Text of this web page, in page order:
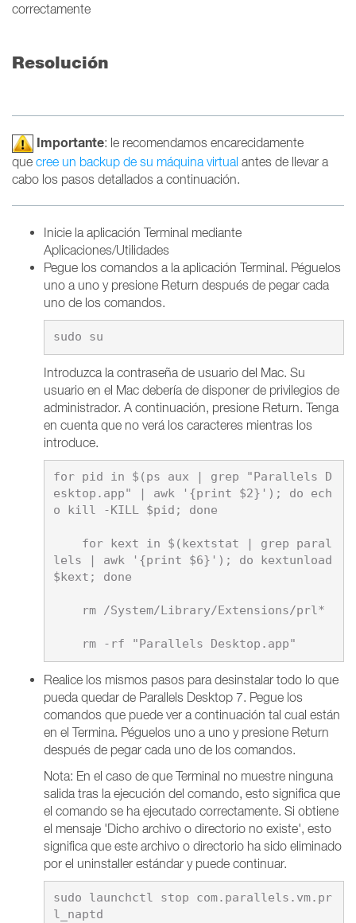
correctamente
Resolución
Importante: le recomendamos encarecidamente
que cree un backup de su máquina virtual antes de llevar a
cabo los pasos detallados a continuación.
Inicie la aplicación Terminal mediante
Aplicaciones/Utilidades
Pegue los comandos a la aplicación Terminal. Péguelos
uno a uno y presione Return después de pegar cada
uno de los comandos.
Introduzca la contraseña de usuario del Mac. Su
usuario en el Mac debería de disponer de privilegios de
administrador. A continuación, presione Return. Tenga
en cuenta que no verá los caracteres mientras los
introduce.
for pid in $(ps aux | grep "Parallels D
esktop.app" | awk '{print $2}'); do ech
o kill -KILL $pid; done
lels | awk '{print $6}'); do kextunload
$kext; done
Realice los mismos pasos para desinstalar todo lo que
pueda quedar de Parallels Desktop 7. Pegue los
comandos que puede ver a continuación tal cual están
en el Termina. Péguelos uno a uno y presione Return
después de pegar cada uno de los comandos.
Nota: En el caso de que Terminal no muestre ninguna
salida tras la ejecución del comando, esto significa que
el comando se ha ejecutado correctamente. Si obtiene
el mensaje 'Dicho archivo o directorio no existe', esto
significa que este archivo o directorio ha sido eliminado
por el uninstaller estándar y puede continuar.
sudo launchctl stop com.parallels.vm.pr
l_naptd